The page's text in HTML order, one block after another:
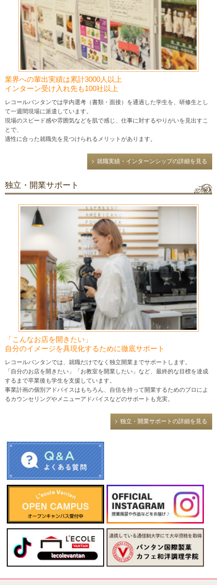
業界への輩出実績は累計3000人以上
インターン受け入れ先も100社以上
レコールバンタンでは学内選考（書類・面接）を通過した学生を、研修生とし
て一週間現場に派遣しています。
現場のスピード感や雰囲気などを肌で感じ、仕事に対するやりがいを見出すこ
とで、
適性に合った就職先を見つけられるメリットがあります。
就職実績・インターンシップの詳細を見る
独立・開業サポート
「こんなお店を開きたい」
自分のイメージを具現化するために徹底サポート
レコールバンタンでは、就職だけでなく独立開業までサポートします。
「自分のお店を開きたい」「お教室を開業したい」など、最終的な目標を達成
するまで卒業後も学生を支援しています。
事業計画の個別アドバイスはもちろん、自信を持って開業するためのプロによ
るカウンセリングやメニューアドバイスなどのサポートも充実。
独立・開業サポートの詳細を見る